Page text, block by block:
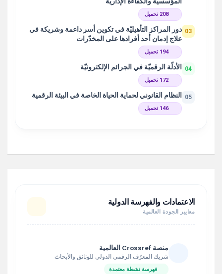
208 تحميل
03 دور المراكز التأهيليّة في تكوين أسر داعمة وشريكة في
علاج إدمان أحد أفرادها على المخدّرات
194 تحميل
04 الأدلّة الرقميّة في الجرائم الإلكترونيّة
172 تحميل
05 النظام القانوني لحماية الحياة الخاصة في البيئة الرقمية
146 تحميل
الاعتمادات والفهرسة الدولية
معايير الجودة العالمية
منصة Crossref العالمية
شريك المعرّف الرقمي الدولي للوثائق والأبحاث
فهرسة نشطة معتمدة